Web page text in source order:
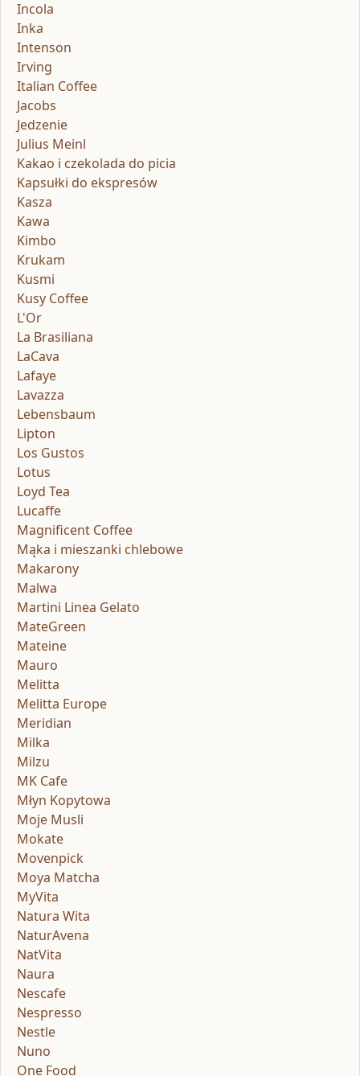
Incola
Inka
Intenson
Irving
Italian Coffee
Jacobs
Jedzenie
Julius Meinl
Kakao i czekolada do picia
Kapsułki do ekspresów
Kasza
Kawa
Kimbo
Krukam
Kusmi
Kusy Coffee
L'Or
La Brasiliana
LaCava
Lafaye
Lavazza
Lebensbaum
Lipton
Los Gustos
Lotus
Loyd Tea
Lucaffe
Magnificent Coffee
Mąka i mieszanki chlebowe
Makarony
Malwa
Martini Linea Gelato
MateGreen
Mateine
Mauro
Melitta
Melitta Europe
Meridian
Milka
Milzu
MK Cafe
Młyn Kopytowa
Moje Musli
Mokate
Movenpick
Moya Matcha
MyVita
Natura Wita
NaturAvena
NatVita
Naura
Nescafe
Nespresso
Nestle
Nuno
One Food